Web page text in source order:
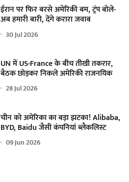
ईरान पर फिर बरसे अमेरिकी बम, ट्रंप बोले-
अब हमारी बारी, देंगे करारा जवाब
30 Jul 2026
UN में US-France के बीच तीखी तकरार,
बैठक छोड़कर निकले अमेरिकी राजनयिक
28 Jul 2026
चीन को अमेरिका का बड़ा झटका! Alibaba,
BYD, Baidu जैसी कंपनियां ब्लैकलिस्ट
09 Jun 2026